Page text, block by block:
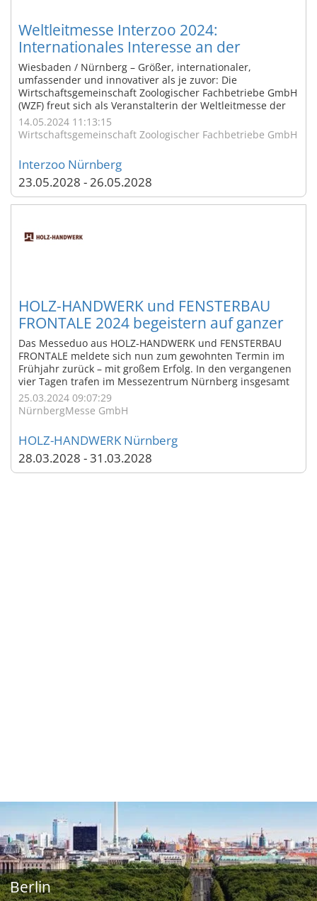
Weltleitmesse Interzoo 2024:
Internationales Interesse an der
weltweit wichtigsten Innovations- und
Netzwerkplattform der Heimtierbranche
auf Rekord Hoch
Wiesbaden / Nürnberg – Größer, internationaler,
umfassender und innovativer als je zuvor: Die
Wirtschaftsgemeinschaft Zoologischer Fachbetriebe GmbH
(WZF) freut sich als Veranstalterin der Weltleitmesse der
internationalen Heimtierbranche Interzoo über vier
äußerst erfolgreiche Messetage vom 7. bis 10. Mai 2024.
Insgesamt rund 37.000 Fachbesucher aus ...
14.05.2024 11:13:15
Wirtschaftsgemeinschaft Zoologischer Fachbetriebe GmbH
Interzoo Nürnberg
23.05.2028 - 26.05.2028
HOLZ-HANDWERK und FENSTERBAU
FRONTALE 2024 begeistern auf ganzer
Linie
Das Messeduo aus HOLZ-HANDWERK und FENSTERBAU
FRONTALE meldete sich nun zum gewohnten Termin im
Frühjahr zurück – mit großem Erfolg. In den vergangenen
vier Tagen trafen im Messezentrum Nürnberg insgesamt
rund 75.000 Besucher aus 112 Ländern auf 973 Aussteller
aus 44 Ländern, um sich über die neuesten Trends im
Fenster-, Türen- und Fassadenbau sowie der ...
25.03.2024 09:07:29
NürnbergMesse GmbH
HOLZ-HANDWERK Nürnberg
28.03.2028 - 31.03.2028
Berlin